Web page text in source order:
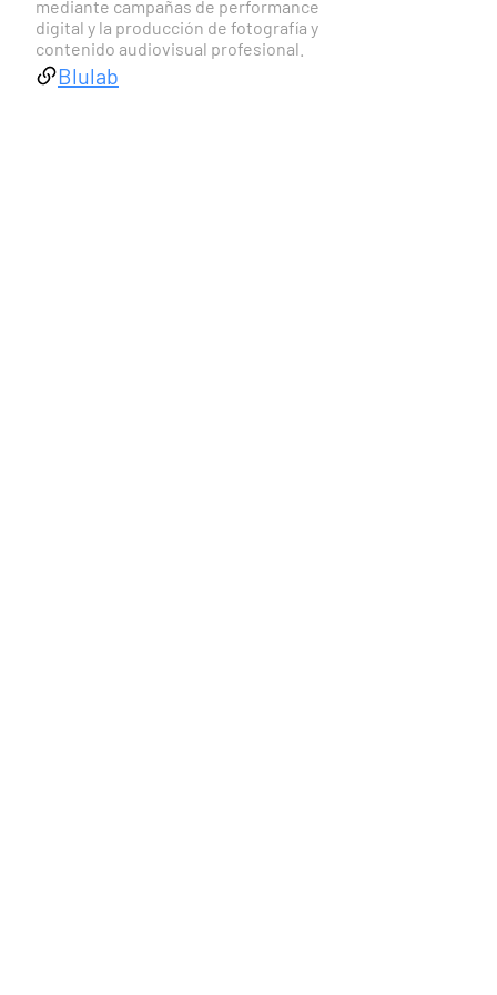
mediante campañas de performance
digital y la producción de fotografía y
contenido audiovisual profesional.
Blulab